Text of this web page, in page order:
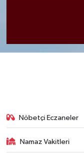
Nöbetçi Eczaneler
Namaz Vakitleri